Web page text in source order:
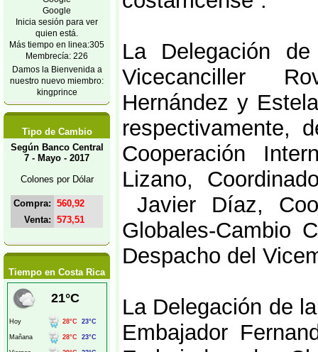
Google
Inicia sesión para ver
quien está.
Más tiempo en linea:305
Membrecía: 226
Damos la Bienvenida a
nuestro nuevo miembro:
kingprince
Tipo de Cambio
Según Banco Central
7 - Mayo - 2017
Colones por Dólar
Compra: 560,92
Venta: 573,51
Tiempo en Costa Rica
La Delegación
Vicecanciller
Hernández y
respectivamente,
Cooperación
Lizano,
Javier Díaz,
Globales-Cambio
Despacho del
La Delegación de
Embajador